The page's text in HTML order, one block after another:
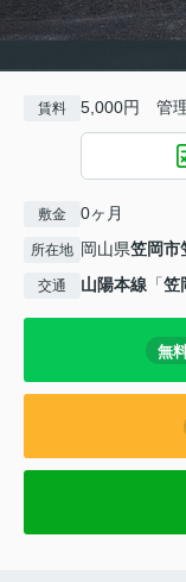
賃料 5,000円 管
敷金 0ヶ月
所在地 岡山県笠岡市
交通 山陽本線 「笠
無